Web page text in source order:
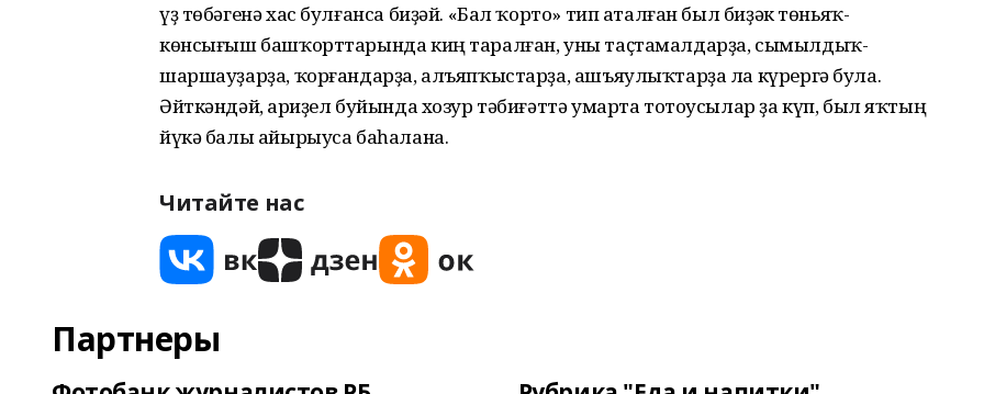
үҙ төбәгенә хас булғанса биҙәй. «Бал ҡорто» тип аталған был биҙәк төньяҡ-
көнсығыш башҡорттарында киң таралған, уны таҫтамалдарҙа, сымылдыҡ-
шаршауҙарҙа, ҡорғандарҙа, алъяпҡыстарҙа, ашъяулыҡтарҙа ла күрергә була.
Әйткәндәй, Ҡариҙел буйында хозур тәбиғәттә умарта тотоусылар ҙа күп, был яҡтың
йүкә балы айырыуса баһалана.
Читайте нас
Партнеры